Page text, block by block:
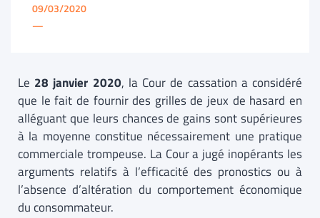
09/03/2020
—
Le 28 janvier 2020, la Cour de cassation a considéré
que le fait de fournir des grilles de jeux de hasard en
alléguant que leurs chances de gains sont supérieures
à la moyenne constitue nécessairement une pratique
commerciale trompeuse. La Cour a jugé inopérants les
arguments relatifs à l’efficacité des pronostics ou à
l’absence d’altération du comportement économique
du consommateur.